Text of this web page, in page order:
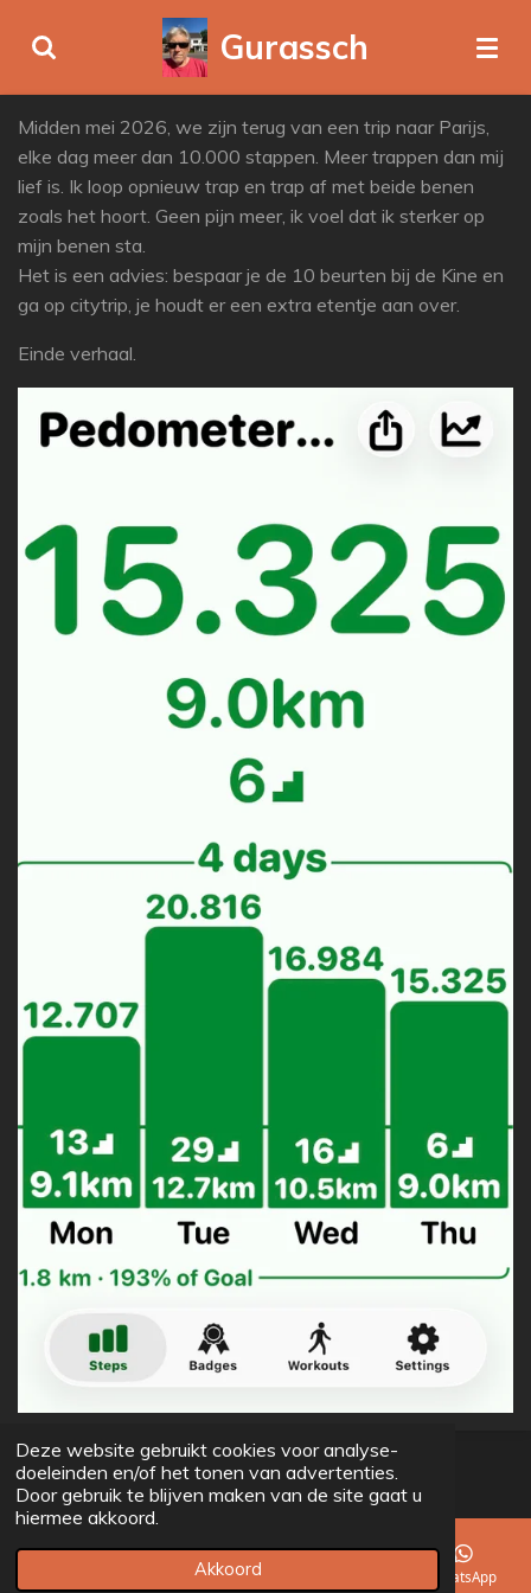
Deze website gebruikt cookies voor analyse-
doeleinden en/of het tonen van advertenties.
Door gebruik te blijven maken van de site gaat u
hiermee akkoord.
Akkoord
direct
Gurassch
Midden mei 2026, we zijn terug van een trip naar Parijs,
elke dag meer dan 10.000 stappen. Meer trappen dan mij
lief is. Ik loop opnieuw trap en trap af met beide benen
zoals het hoort. Geen pijn meer, ik voel dat ik sterker op
mijn benen sta.
Het is een advies: bespaar je de 10 beurten bij de Kine en
ga op citytrip, je houdt er een extra etentje aan over.
Einde verhaal.
© 2022 - 2026 Gurassch
Powered by JouwWeb
Telefoonnummer WhatsApp